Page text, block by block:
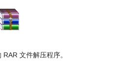
文件解压程序。